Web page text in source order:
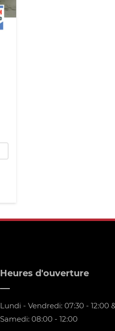
Heures d'ouverture
Lundi - Vendredi: 07:30 - 12:00
Samedi: 08:00 - 12:00